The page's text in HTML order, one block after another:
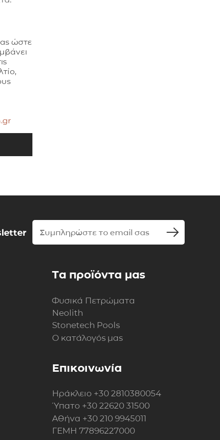
ώστε
Τα προϊόντα μας
Φυσικά Πετρώματα
Neolith
Stonetech Pools
Ο κατάλογός μας
Επικοινωνία
Ηράκλειο +30 2810380054
Ύπατο +30 22620 31500
Αθήνα +30 210 9945011
ΓΕΜΗ 77896227000